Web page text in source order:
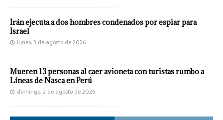
Irán ejecuta a dos hombres condenados por espiar para
Israel
lunes, 3 de agosto de 2026
Mueren 13 personas al caer avioneta con turistas rumbo a
Líneas de Nasca en Perú
domingo, 2 de agosto de 2026